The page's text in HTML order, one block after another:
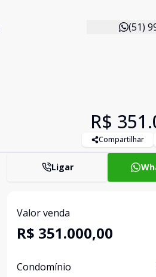
(51)
R$
Compartilhar
Ligar
Valor venda
R$ 351.000,00
Condomínio